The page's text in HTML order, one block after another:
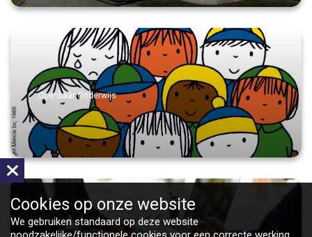
Openbaar Onderwijs
Cookies oponze website
We gebruiken standaard op deze website